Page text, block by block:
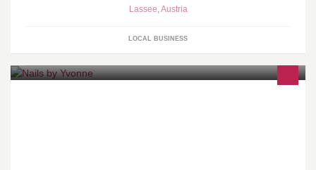
Lassee,Austria
LOCAL BUSINESS